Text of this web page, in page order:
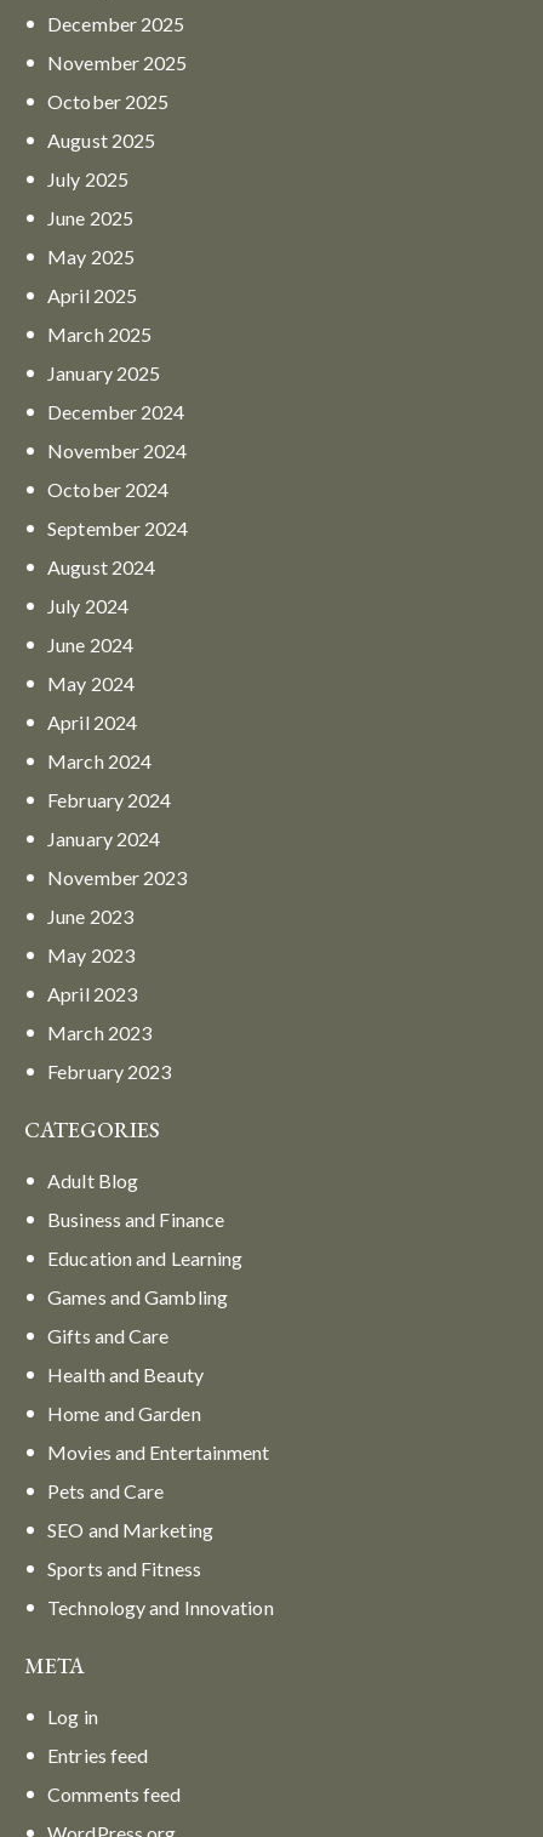
December 2025
November 2025
October 2025
August 2025
July 2025
June 2025
May 2025
April 2025
March 2025
January 2025
December 2024
November 2024
October 2024
September 2024
August 2024
July 2024
June 2024
May 2024
April 2024
March 2024
February 2024
January 2024
November 2023
June 2023
May 2023
April 2023
March 2023
February 2023
CATEGORIES
Adult Blog
Business and Finance
Education and Learning
Games and Gambling
Gifts and Care
Health and Beauty
Home and Garden
Movies and Entertainment
Pets and Care
SEO and Marketing
Sports and Fitness
Technology and Innovation
META
Log in
Entries feed
Comments feed